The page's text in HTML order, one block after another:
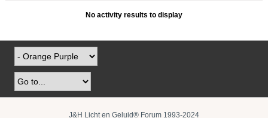
No activity results to display
J&H Licht en Geluid® Forum 1993-2024